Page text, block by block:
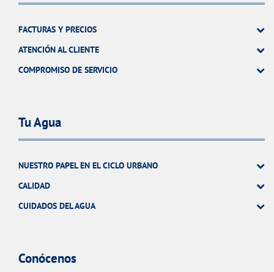
FACTURAS Y PRECIOS
ATENCIÓN AL CLIENTE
COMPROMISO DE SERVICIO
Tu Agua
NUESTRO PAPEL EN EL CICLO URBANO
CALIDAD
CUIDADOS DEL AGUA
Conócenos